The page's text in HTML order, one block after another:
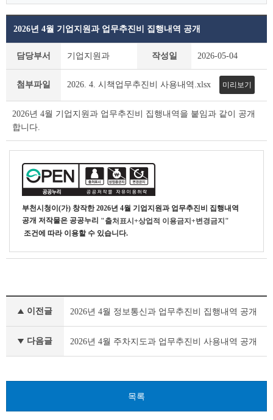
공
표
상
2026년 4월 기업지원과 업무추진비 집행내역 공개
담당부서 기업지원과 작성일 2026-05-04
첨부파일 2026. 4. 시책업무추진비 사용내역.xlsx 미리보기
2026년 4월 기업지원과 업무추진비 집행내역을 붙임과 같이 공개
합니다.
부천시청이(가) 창작한2026년 4월 기업지원과 업무추진비 집행내역
공개 저작물은 공공누리 "출처표시+상업적 이용금지+변경금지"
조건에 따라 이용할 수 있습니다.
정
다
이전글 2026년 4월 정보통신과 업무추진비 집행내역 공개
다음글 2026년 4월 주차지도과 업무추진비 사용내역 공개
목록